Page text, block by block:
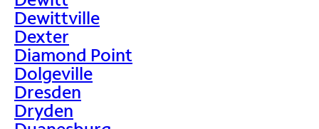
Dewittville
Dexter
Diamond Point
Dolgeville
Dresden
Dryden